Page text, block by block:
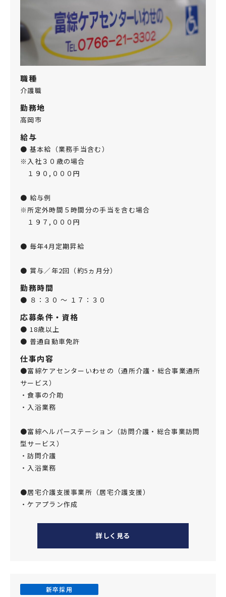
職種
介護職
勤務地
高岡市
給与
● 基本給（業務手当含む）
※入社３０歳の場合
１９０,０００円
● 給与例
※所定外時間５時間分の手当を含む場合
１９７,０００円
● 毎年4月定期昇給
● 賞与／年2回（約5ヵ月分）
勤務時間
● ８：３０ ～ １７：３０
応募条件・資格
● 18歳以上
● 普通自動車免許
仕事内容
●富綜ケアセンターいわせの（通所介護・総合事業通所
サービス）
・食事の介助
・入浴業務
●富綜ヘルパーステーション（訪問介護・総合事業訪問
型サービス）
・訪問介護
・入浴業務
●居宅介護支援事業所（居宅介護支援）
・ケアプラン作成
詳しく見る
新卒採用